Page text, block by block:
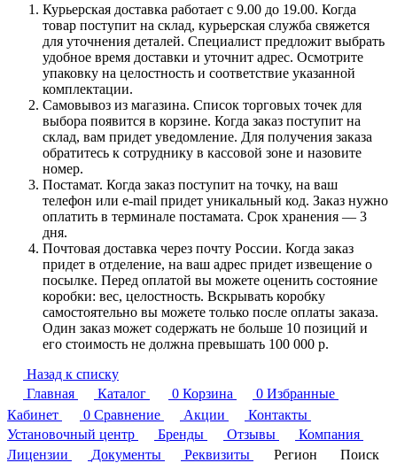
Курьерская доставка работает с 9.00 до 19.00. Когда
товар поступит на склад, курьерская служба свяжется
для уточнения деталей. Специалист предложит выбрать
удобное время доставки и уточнит адрес. Осмотрите
упаковку на целостность и соответствие указанной
комплектации.
Самовывоз из магазина. Список торговых точек для
выбора появится в корзине. Когда заказ поступит на
склад, вам придет уведомление. Для получения заказа
обратитесь к сотруднику в кассовой зоне и назовите
номер.
Постамат. Когда заказ поступит на точку, на ваш
телефон или e-mail придет уникальный код. Заказ нужно
оплатить в терминале постамата. Срок хранения — 3
дня.
Почтовая доставка через почту России. Когда заказ
придет в отделение, на ваш адрес придет извещение о
посылке. Перед оплатой вы можете оценить состояние
коробки: вес, целостность. Вскрывать коробку
самостоятельно вы можете только после оплаты заказа.
Один заказ может содержать не больше 10 позиций и
его стоимость не должна превышать 100 000 р.
Назад к списку
Главная
Каталог 0 Корзина 0 Избранные
Кабинет
0 Сравнение Акции
Контакты
Установочный центр
Бренды Отзывы
Компания
Лицензии
Документы Реквизиты Регион
Поиск